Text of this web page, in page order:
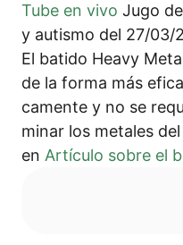
Tube en vivo Jugo
y autis­mo del 27/03/
El bati­do Hea­vy
de la for­ma más
ca­men­te y no se
mi­nar los meta­les
en Artí­cu­lo sob­re el